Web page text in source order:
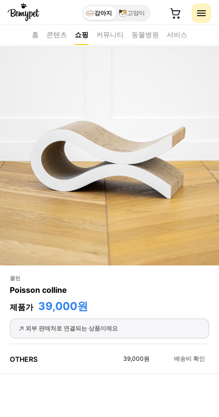
강아지 고양이
홈 콘텐츠 쇼핑 커뮤니티 동물병원 서비스
콜린
Poisson colline
제품가 39,000원
외부 판매처로 연결되는 상품이에요
OTHERS 39,000원 배송비 확인